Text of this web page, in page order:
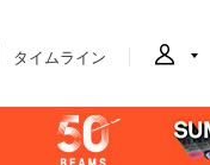
タイムライン